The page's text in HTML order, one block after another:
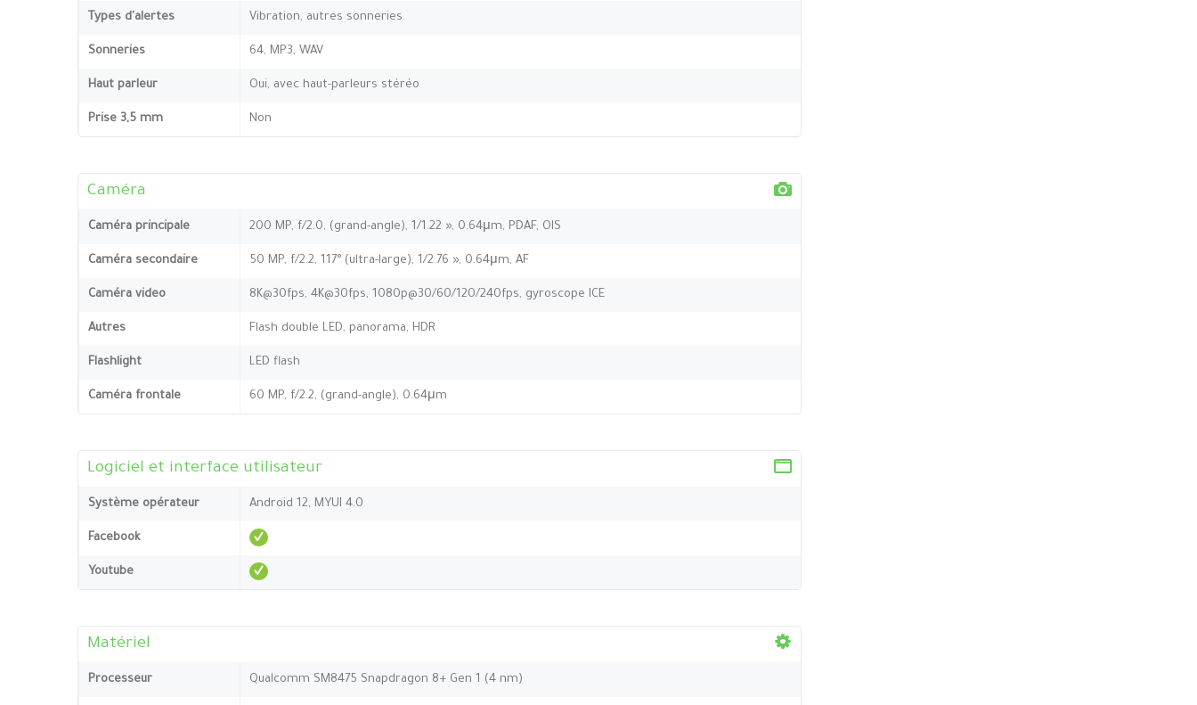
Types d'alertes Vibration, autres sonneries
Sonneries 64, MP3, WAV
Haut parleur Oui, avec haut-parleurs stéréo
Prise 3,5 mm Non
Caméra
Caméra principale 200 MP, f/2.0, (grand-angle), 1/1.22 », 0.64μm, PDAF, OIS
Caméra secondaire 50 MP, f/2.2, 117° (ultra-large), 1/2.76 », 0.64μm, AF
Caméra video 8K@30fps, 4K@30fps, 1080p@30/60/120/240fps, gyroscope ICE
Autres Flash double LED, panorama, HDR
Flashlight LED flash
Caméra frontale 60 MP, f/2.2, (grand-angle), 0.64μm
Logiciel et interface utilisateur
Système opérateur Android 12, MYUI 4.0
Facebook
Youtube
Matériel
Processeur Qualcomm SM8475 Snapdragon 8+ Gen 1 (4 nm)